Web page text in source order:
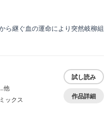
ら継ぐ血の運命により突然岐柳組
他
ックス
試し読み
作品詳細